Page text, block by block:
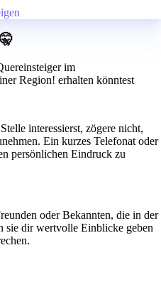
🤫
im
Region! erhalten könntest
interessierst, zögere nicht,
Ein kurzes Telefonat oder
persönlichen Eindruck zu
oder Bekannten, die in der
sie dir wertvolle Einblicke geben